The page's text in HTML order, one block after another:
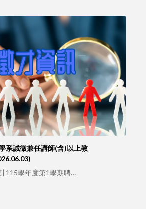
系誠徵兼任講師(含)以上教
115學年度第1學期聘…